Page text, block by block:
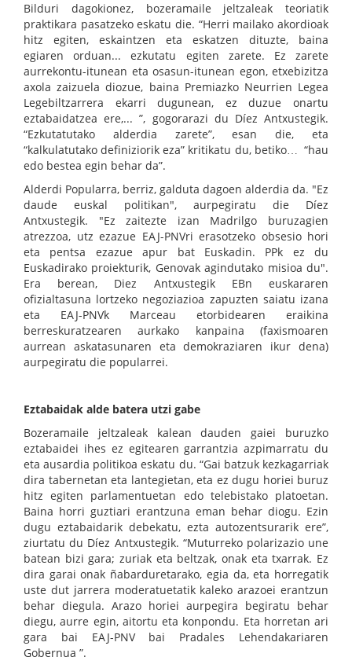
Bilduri dagokionez, bozeramaile jeltzaleak teoriatik
praktikara pasatzeko eskatu die. “Herri mailako akordioak
hitz egiten, eskaintzen eta eskatzen dituzte, baina
egiaren orduan... ezkutatu egiten zarete. Ez zarete
aurrekontu-itunean eta osasun-itunean egon, etxebizitza
axola zaizuela diozue, baina Premiazko Neurrien Legea
Legebiltzarrera ekarri dugunean, ez duzue onartu
eztabaidatzea ere,... ”, gogorarazi du Díez Antxustegik.
“Ezkutatutako alderdia zarete”, esan die, eta
“kalkulatutako definiziorik eza” kritikatu du, betiko… “hau
edo bestea egin behar da”.
Alderdi Popularra, berriz, galduta dagoen alderdia da. "Ez
daude euskal politikan", aurpegiratu die Díez
Antxustegik. "Ez zaitezte izan Madrilgo buruzagien
atrezzoa, utz ezazue EAJ-PNVri erasotzeko obsesio hori
eta pentsa ezazue apur bat Euskadin. PPk ez du
Euskadirako proiekturik, Genovak agindutako misioa du".
Era berean, Diez Antxustegik EBn euskararen
ofizialtasuna lortzeko negoziazioa zapuzten saiatu izana
eta EAJ-PNVk Marceau etorbidearen eraikina
berreskuratzearen aurkako kanpaina (faxismoaren
aurrean askatasunaren eta demokraziaren ikur dena)
aurpegiratu die popularrei.
Eztabaidak alde batera utzi gabe
Bozeramaile jeltzaleak kalean dauden gaiei buruzko
eztabaidei ihes ez egitearen garrantzia azpimarratu du
eta ausardia politikoa eskatu du. “Gai batzuk kezkagarriak
dira tabernetan eta lantegietan, eta ez dugu horiei buruz
hitz egiten parlamentuetan edo telebistako platoetan.
Baina horri guztiari erantzuna eman behar diogu. Ezin
dugu eztabaidarik debekatu, ezta autozentsurarik ere”,
ziurtatu du Díez Antxustegik. “Muturreko polarizazio une
batean bizi gara; zuriak eta beltzak, onak eta txarrak. Ez
dira garai onak ñabarduretarako, egia da, eta horregatik
uste dut jarrera moderatuetatik kaleko arazoei erantzun
behar diegula. Arazo horiei aurpegira begiratu behar
diegu, aurre egin, aitortu eta konpondu. Eta horretan ari
gara bai EAJ-PNV bai Pradales Lehendakariaren
Gobernua ”.